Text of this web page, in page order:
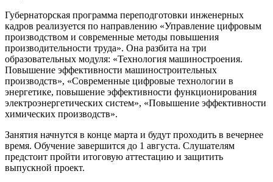
Губернаторская программа переподготовки инженерных
кадров реализуется по направлению «Управление цифровым
производством и современные методы повышения
производительности труда». Она разбита на три
образовательных модуля: «Технология машиностроения.
Повышение эффективности машиностроительных
производств», «Современные цифровые технологии в
энергетике, повышение эффективности функционирования
электроэнергетических систем», «Повышение эффективности
химических производств».
Занятия начнутся в конце марта и будут проходить в вечернее
время. Обучение завершится до 1 августа. Слушателям
предстоит пройти итоговую аттестацию и защитить
выпускной проект.